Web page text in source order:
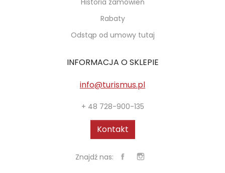
Rabaty
Odstąp od umowy tutaj
INFORMACJA O SKLEPIE
info@turismus.pl
+ 48 728-900-135
Kontakt
Znajdź nas: